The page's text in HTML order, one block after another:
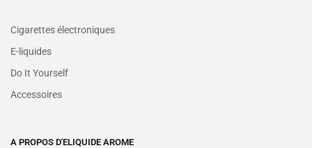
Cigarettes électroniques
E-liquides
Do It Yourself
Accessoires
A PROPOS D'ELIQUIDE AROME